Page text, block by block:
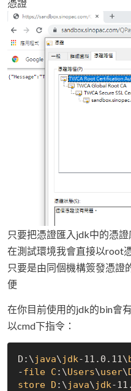
憑證
只要把憑證匯入jdk中的憑證
在測試環境我會直接以root
只要是由同個機構簽發憑證
便
在你目前使用的jdk的bin會
以cmd下指令：
D:\ java\ jdk-11.0.11\
-file C :\Users\user\
store D :\ java\ jdk-